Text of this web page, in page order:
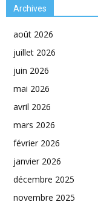
Archives
août 2026
juillet 2026
juin 2026
mai 2026
avril 2026
mars 2026
février 2026
janvier 2026
décembre 2025
novembre 2025